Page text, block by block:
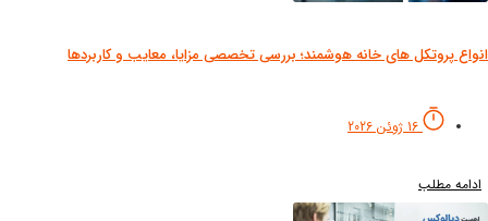
پروتکل های خانه هوشمند؛ بررسی تخصصی مزایا، معایب و کاربردها
16 ژوئن 2026
مطلب